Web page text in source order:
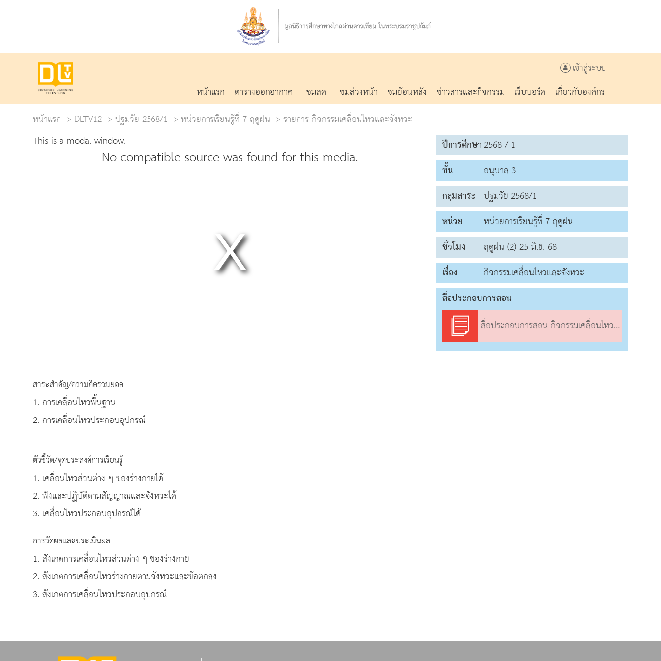
เข้าสู่ระบบ
หน้าแรก ตารางออกอากาศ ชมสด ชมล่วงหน้า ชมย้อนหลัง ข่าวสารและกิจกรรม เว็บบอร์ด
เกี่ยวกับองค์กร
หน้าแรก
DLTV12 ปฐมวัย 2568/1 หน่วยการเรียนรู้ที่ 7 ฤดูฝน
รายการ กิจกรรมเคลื่อนไหวและจังหวะ
This is a modal window.
No compatible source was found for this media.
สาระสำคัญ/ความคิดรวมยอด
1. การเคลื่อนไหวพื้นฐาน
2. การเคลื่อนไหวประกอบอุปกรณ์
ตัวชี้วัด/จุดประสงค์การเรียนรู้
1. เคลื่อนไหวส่วนต่าง ๆ ของร่างกายได้
2. ฟังและปฏิบัติตามสัญญาณและจังหวะได้
3. เคลื่อนไหวประกอบอุปกรณ์ได้
การวัดผลและประเมินผล
1. สังเกตการเคลื่อนไหวส่วนต่าง ๆ ของร่างกาย
2. สังเกตการเคลื่อนไหวร่างกายตามจังหวะและข้อตกลง
3. สังเกตการเคลื่อนไหวประกอบอุปกรณ์
ปีการศึกษา2568 / 1
ชั้น
อนุบาล 3
กลุ่มสาระ ปฐมวัย 2568/1
หน่วย
หน่วยการเรียนรู้ที่ 7 ฤดูฝน
ชั่วโมง
ฤดูฝน (2) 25 มิ.ย. 68
เรื่อง
กิจกรรมเคลื่อนไหวและจังหวะ
สื่อประกอบการสอน
สื่อประกอบการสอน กิจกรรมเคลื่อนไหวและจังหวะ